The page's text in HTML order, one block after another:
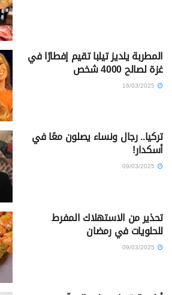
المطربة يلديز تيلبا تقيم إفطارًا في
غزة لصالح 4000 شخص
تركيا.. رجال ونساء يصلون معًا في
أسكدار!
تحذير من الاستهلاك المفرط
للحلويات في رمضان